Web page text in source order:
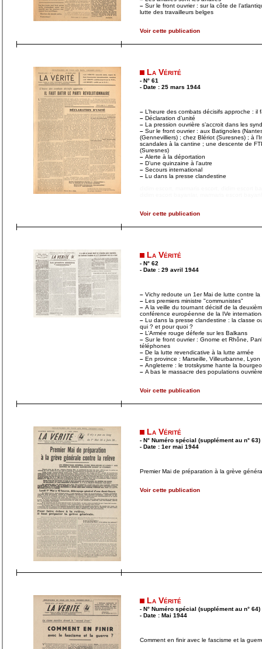
– Sur le front ouvrier : sur la côte de
lutte des travailleurs belges
Voir cette publication
La Vérité
- N° 61
- Date : 25 mars 1944
– L’heure des combats décisifs approche : il
– Déclaration d’unité
– La pression ouvrière s’accroit dans les
– Sur le front ouvrier : aux Batignoles
(Gennevilliers) ; chez Blériot (Suresnes) ; à
scandales à la cantine ; une descente de
(Suresnes)
– Alerte à la déportation
– D’une quinzaine à l’autre
– Secours international
– Lu dans la presse clandestine
Voir cette publication
La Vérité
- N° 62
- Date : 29 avril 1944
– Vichy redoute un 1er Mai de lutte contre la
– Les premiers ministre "communistes"
– A la veille du tournant décisif de la
conférence européenne de la IVe
– Lu dans la presse clandestine : la classe
qui ? et pour quoi ?
– L’Armée rouge déferle sur les Balkans
– Sur le front ouvrier : Gnome et Rhône,
téléphones
– De la lutte revendicative à la lutte armée
– En province : Marseille, Villeurbanne, Lyon
– Angleterre : le trotskysme hante la
– A bas le massacre des populations
Voir cette publication
La Vérité
- N° Numéro spécial (supplément au n° 63)
- Date : 1er mai 1944
Premier Mai de préparation à la grève
Voir cette publication
La Vérité
- N° Numéro spécial (supplément au n° 64)
- Date : Mai 1944
Comment en finir avec le fascisme et la